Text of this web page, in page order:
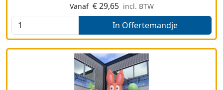
Vanaf € 29,65 incl. BTW
In Offertemandje